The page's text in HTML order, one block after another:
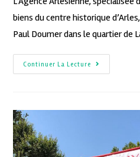
biens du centre historique
Paul Doumer dans le quartier de
Continuer La Lecture